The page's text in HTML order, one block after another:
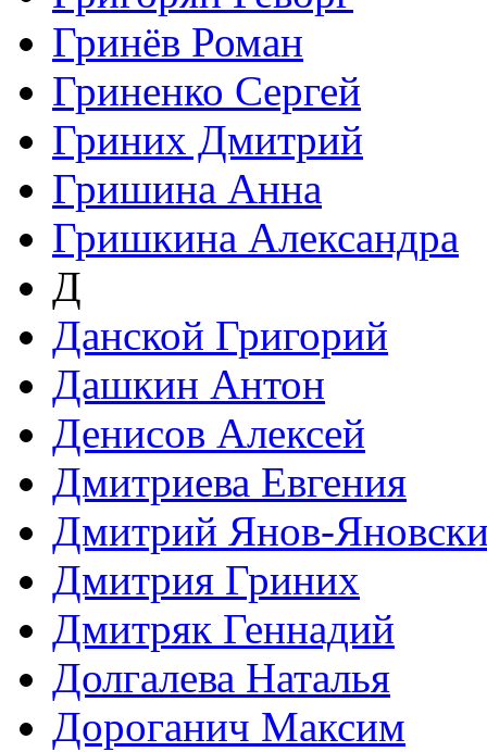
Гринёв Роман
Гриненко Сергей
Гриних Дмитрий
Гришина Анна
Гришкина Александра
Д
Данской Григорий
Дашкин Антон
Денисов Алексей
Дмитриева Евгения
Дмитрий Янов-
Дмитрия Гриних
Дмитряк Геннадий
Долгалева Наталья
Дороганич Максим